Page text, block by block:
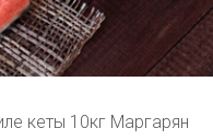
кеты 10кг Маргарян